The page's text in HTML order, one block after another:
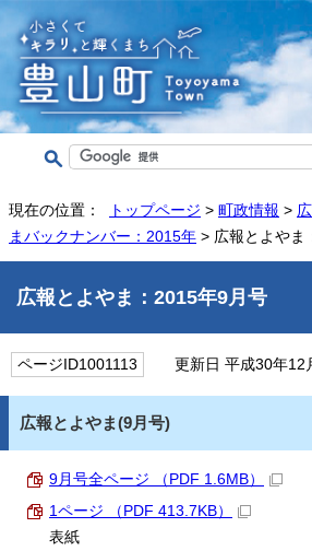
現在の位置： トップページ > 町政情報 >
まバックナンバー：2015年 > 広報とよやま
広報とよやま：2015年9月号
ページID1001113 更新日 平成30年12
広報とよやま(9月号)
9月号全ページ （PDF 1.6MB）
1ページ （PDF 413.7KB）
表紙